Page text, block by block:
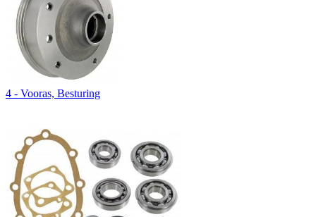
4 - Vooras, Besturing